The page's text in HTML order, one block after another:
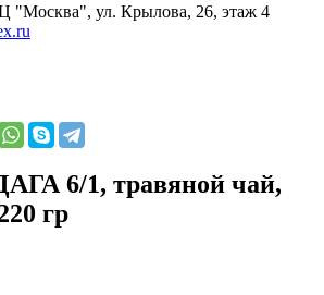
"Москва", ул. Крылова, 26, этаж 4
6/1, травяной чай,
гр